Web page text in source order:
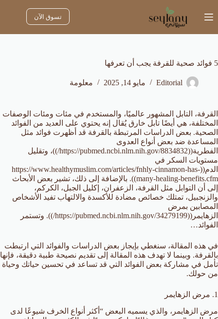
إلى
المحتوى
تسوق الآن
5 فوائد صحية للقرفة يجب أن تعرفها
Editorial مايو 14, 2025 معلومة
القرفة، التابل المشهور عالميًا، والمستخدم في مئات ومئات الوصفات
المختلفة، هي أيضًا تابل خارق يُقال إنه يحتوي على العديد من الفوائد
الصحية. بعض الدراسات المرتبطة بالقرفة قد أظهرت فوائد مثل
المساعدة ضد بعض أنواع العدوى
الفطرية((https://pubmed.ncbi.nlm.nih.gov/8834832/))، وتقليل
مستويات السكر في
الدم((https://www.healthymuslim.com/articles/fnhly-cinnamon-has-
many-healing-benefits.cfm)). بالإضافة إلى ذلك، تشير بعض الأبحاث
إلى أن التوابل مثل القرفة، الزعفران، إكليل الجبل، الكركم،
والزنجبيل، تمتلك خصائص مضادة للأكسدة والالتهاب تفيد الأشخاص
المصابين بمرض
الزهايمر((https://pubmed.ncbi.nlm.nih.gov/34279199/)). وتستمر
الفوائد…
في هذه المقالة، سنغطي بإيجاز بعض الدراسات والفوائد التي ارتبطت
بالقرفة. وبينما لا تهدف هذه المقالة إلى تقديم نصيحة طبية دقيقة، فإنها
تأمل في مشاركة بعض الفوائد التي قد تساعد في تحسين حياتك وحياة
من حولك.
1. مرض الزهايمر
مرض الزهايمر، والذي يسميه البعض “أكثر أنواع الخرف شيوعًا لدى